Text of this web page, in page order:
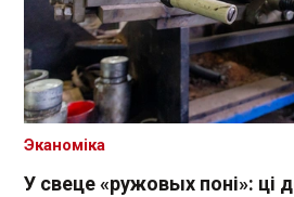
У свеце «ружовых поні»: ці
Эканоміка